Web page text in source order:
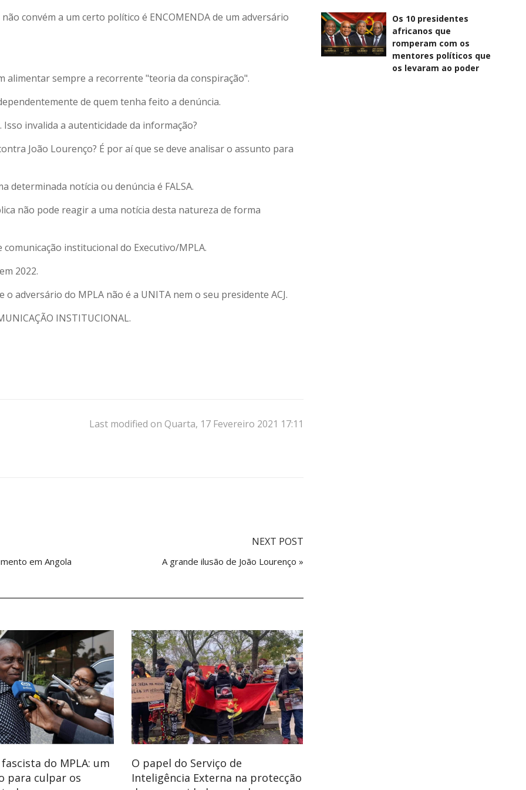
convém a um certo político é ENCOMENDA de um adversário
alimentar sempre a recorrente "teoria da conspiração".
de quem tenha feito a denúncia.
invalida a autenticidade da informação?
João Lourenço? É por aí que se deve analisar o assunto para
determinada notícia ou denúncia é FALSA.
não pode reagir a uma notícia desta natureza de forma
institucional do Executivo/MPLA.
2022.
adversário do MPLA não é a UNITA nem o seu presidente ACJ.
INSTITUCIONAL.
Last modified on Quarta, 17 Fevereiro 2021 17:11
em Angola
NEXT POST
A grande ilusão de João Lourenço »
do MPLA: um
para culpar os
O papel do Serviço de
Inteligência Externa na protecção
Os 10 presidentes
africanos que
romperam com os
mentores políticos que
os levaram ao poder